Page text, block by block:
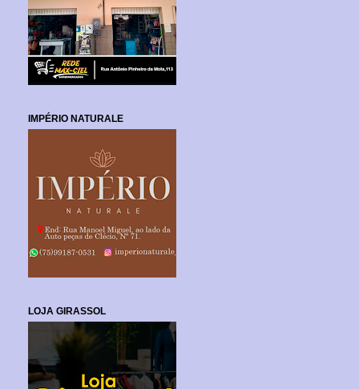
IMPÉRIO NATURALE
LOJA GIRASSOL